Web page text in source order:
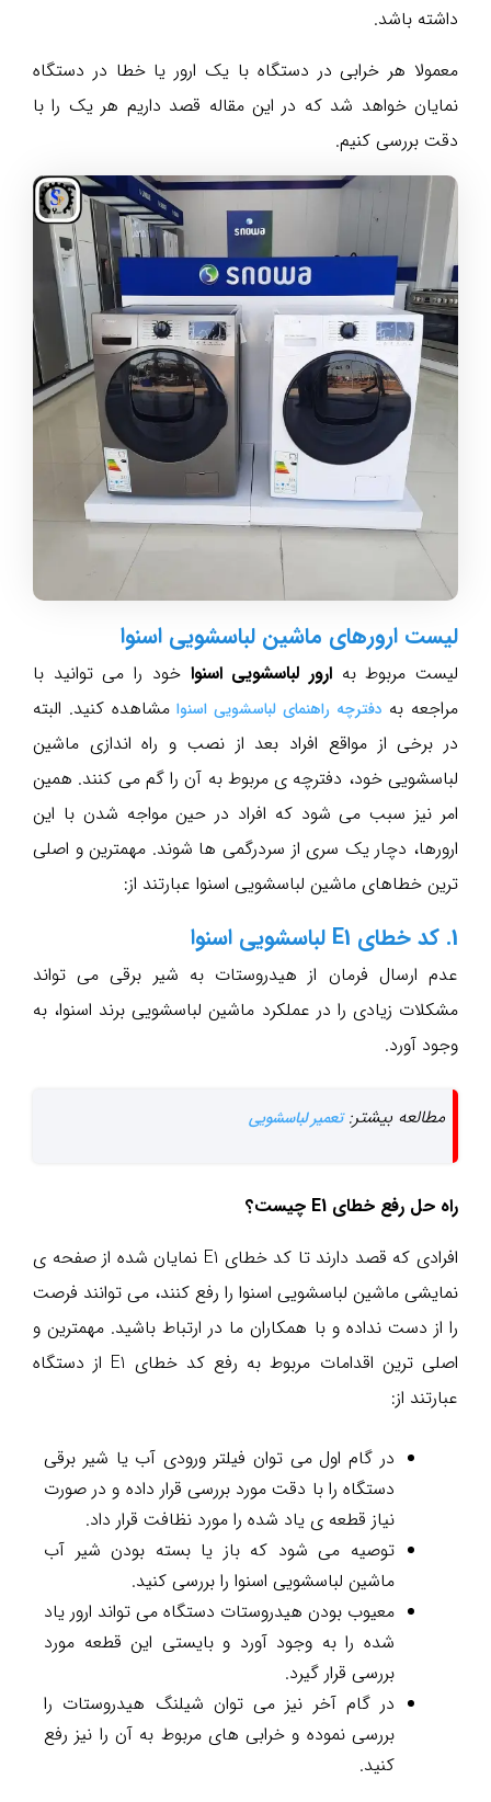
داشته باشد.
معمولا هر خرابی در دستگاه با یک ارور یا خطا در دستگاه
نمایان خواهد شد که در این مقاله قصد داریم هر یک را با
دقت بررسی کنیم.
لیست ارورهای ماشین لباسشویی اسنوا
لیست مربوط بهارور لباسشویی اسنوا خود را می توانید با
مراجعه به دفترچه راهنمای لباسشویی اسنوامشاهده کنید. البته
در برخی از مواقع افراد بعد از نصب و راه اندازی ماشین
لباسشویی خود، دفترچه ی مربوط به آن را گم می کنند. همین
امر نیز سبب می شود که افراد در حین مواجه شدن با این
ارورها، دچار یک سری از سردرگمی ها شوند. مهمترین و اصلی
ترین خطاهای ماشین لباسشویی اسنوا عبارتند از:
1. کد خطای E1 لباسشویی اسنوا
عدم ارسال فرمان از هیدروستات به شیر برقی می تواند
مشکلات زیادی را در عملکرد ماشین لباسشویی برند اسنوا، به
وجود آورد.
مطالعه بیشتر:تعمیر لباسشویی
راه حل رفع خطای E1 چیست؟
افرادی که قصد دارند تا کد خطای E1 نمایان شده از صفحه ی
نمایشی ماشین لباسشویی اسنوا را رفع کنند، می توانند فرصت
را از دست نداده و با همکاران ما در ارتباط باشید. مهمترین و
اصلی ترین اقدامات مربوط به رفع کد خطای E1 از دستگاه
عبارتند از:
در گام اول می توان فیلتر ورودی آب یا شیر برقی
دستگاه را با دقت مورد بررسی قرار داده و در صورت
نیاز قطعه ی یاد شده را مورد نظافت قرار داد.
توصیه می شود که باز یا بسته بودن شیر آب
ماشین لباسشویی اسنوا را بررسی کنید.
معیوب بودن هیدروستات دستگاه می تواند ارور یاد
شده را به وجود آورد و بایستی این قطعه مورد
بررسی قرار گیرد.
در گام آخر نیز می توان شیلنگ هیدروستات را
بررسی نموده و خرابی های مربوط به آن را نیز رفع
کنید.